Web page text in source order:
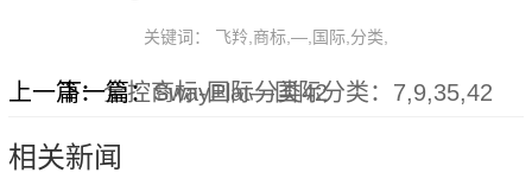
关键词： 飞羚,商标,—,国际,分类,
上一篇：全控商标-国际分类42
下一篇：SwayPlat—国际分类：7,9,35,42
相关新闻